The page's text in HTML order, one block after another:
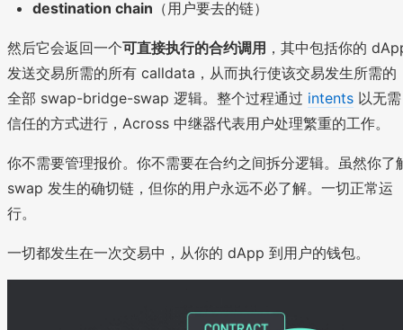
destination chain （用户要去的链）
然后它会返回一个可直接执行的合约调用 ，其中包括你的
发送交易所需的所有 calldata，从而执行使该交易发生所需的
全部 swap-bridge-swap 逻辑。整个过程通过 intents 以无需
信任的方式进行，Across 中继器代表用户处理繁重的工作。
你不需要管理报价。你不需要在合约之间拆分逻辑。虽然你了
swap 发生的确切链，但你的用户永远不必了解。一切正常运
行。
一切都发生在一次交易中，从你的 dApp 到用户的钱包。